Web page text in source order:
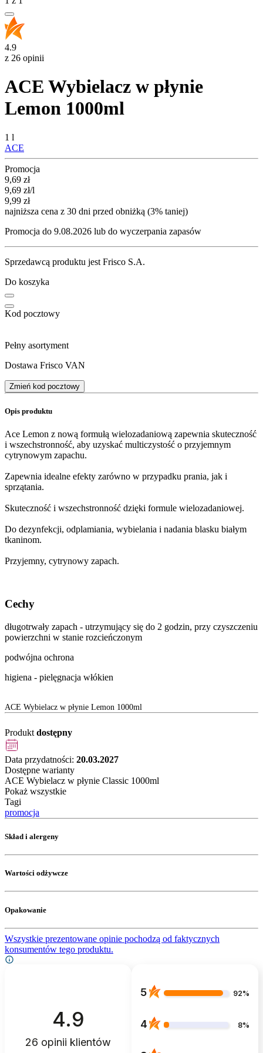
4.9
z 26 opinii
ACE Wybielacz w płynie
Lemon 1000ml
1 l
ACE
Promocja
Cena promocyjna
9,69 zł
9,69 zł/l
9,99 zł
najniższa cena z 30 dni przed obniżką (3% taniej)
Promocja do 9.08.2026 lub do wyczerpania zapasów
Sprzedawcą produktu jest Frisco S.A.
Do koszyka
Kod pocztowy
Pełny asortyment
Dostawa Frisco VAN
Zmień kod pocztowy
Opis produktu
Ace Lemon z nową formułą wielozadaniową zapewnia skuteczność
i wszechstronność, aby uzyskać multiczystość o przyjemnym
cytrynowym zapachu.
Zapewnia idealne efekty zarówno w przypadku prania, jak i
sprzątania.
Skuteczność i wszechstronność dzięki formule wielozadaniowej.
Do dezynfekcji, odplamiania, wybielania i nadania blasku białym
tkaninom.
Przyjemny, cytrynowy zapach.
Cechy
długotrwały zapach - utrzymujący się do 2 godzin, przy czyszczeniu
powierzchni w stanie rozcieńczonym
podwójna ochrona
higiena - pielęgnacja włókien
ACE Wybielacz w płynie Lemon 1000ml
Produkt dostępny
Data przydatności: 20.03.2027
Dostępne warianty
ACE Wybielacz w płynie Classic 1000ml
Pokaż wszystkie
Tagi
promocja
Skład i alergeny
Wartości odżywcze
Opakowanie
Wszystkie prezentowane opinie pochodzą od faktycznych
konsumentów tego produktu.
4.9
26 opinii klientów
5 92%
4 8%